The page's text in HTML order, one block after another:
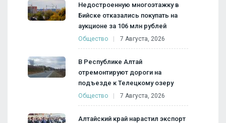
Недостроенную многоэтажку в
Бийске отказались покупать на
аукционе за 106 млн рублей
Общество 7 Августа, 2026
В Республике Алтай
отремонтируют дороги на
подъезде к Телецкому озеру
Общество 7 Августа, 2026
Алтайский край нарастил экспорт